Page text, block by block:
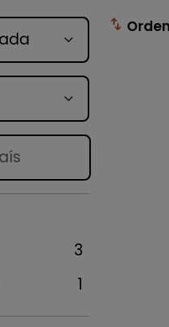
3
1
swap_vert